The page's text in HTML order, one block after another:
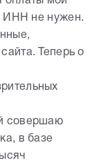
ИНН не нужен.
Теперь о
совершаю
в базе